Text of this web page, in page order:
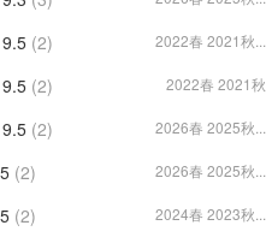
9.5 (2) 2022春 2021秋...
9.5 (2) 2022春 2021秋
9.5 (2) 2026春 2025秋...
(2) 2026春 2025秋...
(2) 2024春 2023秋...